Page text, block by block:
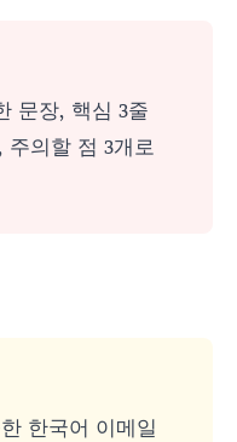
문장, 핵심 3줄
의할 점 3개로
한국어 이메일